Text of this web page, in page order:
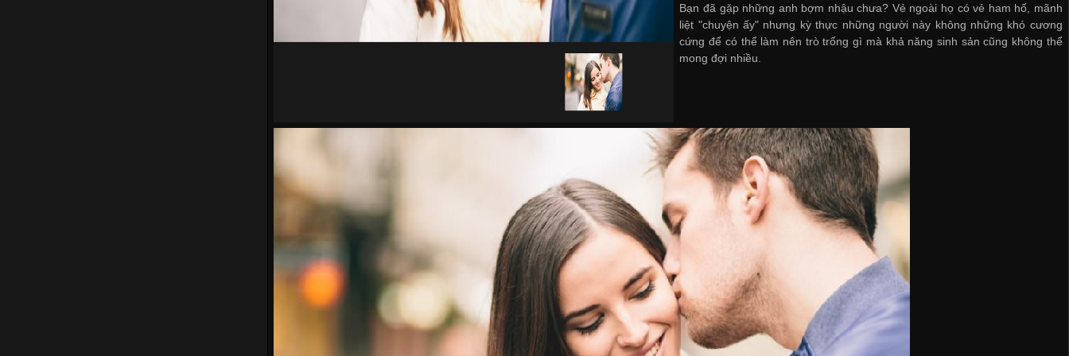
Bạn đã gặp những anh bợm nhậu chưa? Vẻ ngoài họ có vẻ ham hố, mãnh
liệt "chuyện ấy" nhưng kỳ thực những người này không những khó cương
cứng để có thể làm nên trò trống gì mà khả năng sinh sản cũng không thể
mong đợi nhiều.